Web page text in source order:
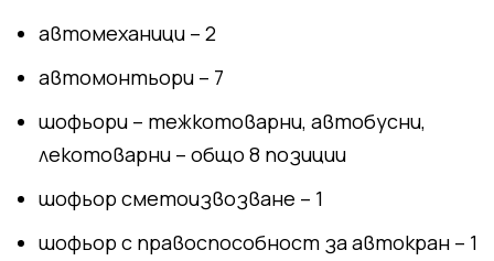
автомеханици – 2
автомонтьори – 7
шофьори – тежкотоварни, автобусни,
лекотоварни – общо 8 позиции
шофьор сметоизвозване – 1
шофьор с правоспособност за автокран – 1